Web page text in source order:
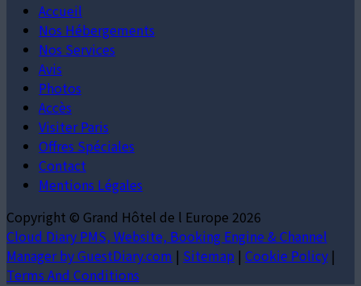
Accueil
Nos Hébergements
Nos Services
Avis
Photos
Accès
Visiter Paris
Offres Spéciales
Contact
Mentions Légales
Copyright © Grand Hôtel de l Europe 2026
Cloud Diary PMS, Website, Booking Engine & Channel
Manager by GuestDiary.com | Sitemap | Cookie Policy |
Terms And Conditions